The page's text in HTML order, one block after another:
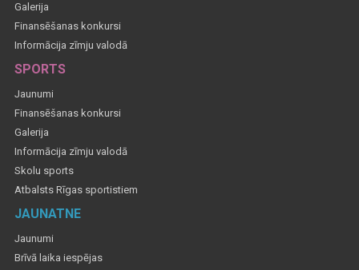
Galerija
Finansēšanas konkursi
Informācija zīmju valodā
SPORTS
Jaunumi
Finansēšanas konkursi
Galerija
Informācija zīmju valodā
Skolu sports
Atbalsts Rīgas sportistiem
JAUNATNE
Jaunumi
Brīvā laika iespējas